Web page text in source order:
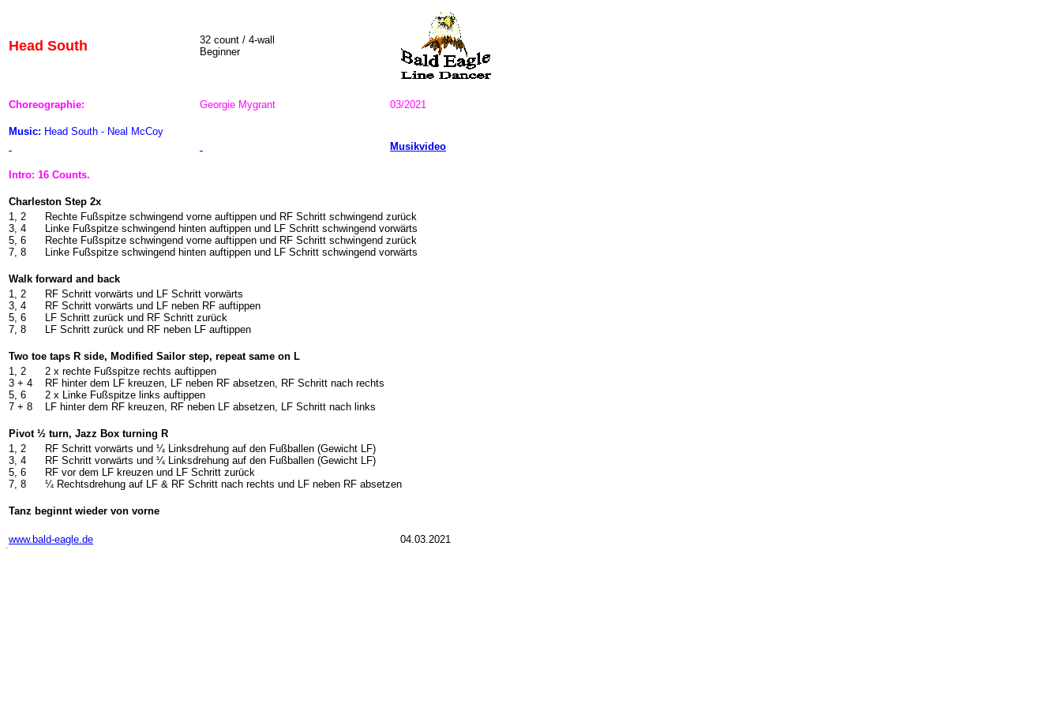
Head South
32 count / 4-wall
Beginner
Choreographie: Georgie Mygrant 03/2021
Music: Head South - Neal McCoy
Musikvideo
Intro: 16 Counts.
Charleston Step 2x
1, 2
3, 4
5, 6
7, 8
Rechte Fußspitze schwingend vorne auftippen und RF Schritt schwingend zurück
Linke Fußspitze schwingend hinten auftippen und LF Schritt schwingend vorwärts
Rechte Fußspitze schwingend vorne auftippen und RF Schritt schwingend zurück
Linke Fußspitze schwingend hinten auftippen und LF Schritt schwingend vorwärts
Walk forward and back
1, 2
3, 4
5, 6
7, 8
RF Schritt vorwärts und LF Schritt vorwärts
RF Schritt vorwärts und LF neben RF auftippen
LF Schritt zurück und RF Schritt zurück
LF Schritt zurück und RF neben LF auftippen
Two toe taps R side, Modified Sailor step, repeat same on L
1, 2
3 + 4
5, 6
7 + 8
2 x rechte Fußspitze rechts auftippen
RF hinter dem LF kreuzen, LF neben RF absetzen, RF Schritt nach rechts
2 x Linke Fußspitze links auftippen
LF hinter dem RF kreuzen, RF neben LF absetzen, LF Schritt nach links
Pivot ½ turn, Jazz Box turning R
1, 2
3, 4
5, 6
7, 8
RF Schritt vorwärts und ¼ Linksdrehung auf den Fußballen (Gewicht LF)
RF Schritt vorwärts und ¼ Linksdrehung auf den Fußballen (Gewicht LF)
RF vor dem LF kreuzen und LF Schritt zurück
¼ Rechtsdrehung auf LF & RF Schritt nach rechts und LF neben RF absetzen
Tanz beginnt wieder von vorne
www.bald-eagle.de 04.03.2021